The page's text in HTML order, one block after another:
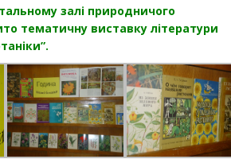
залі природничого
тематичну виставку літератури